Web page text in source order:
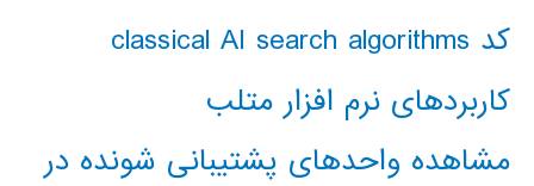
کد classical AI search algorithms
کاربردهای نرم افزار متلب
مشاهده واحدهای پشتیبانی شونده در